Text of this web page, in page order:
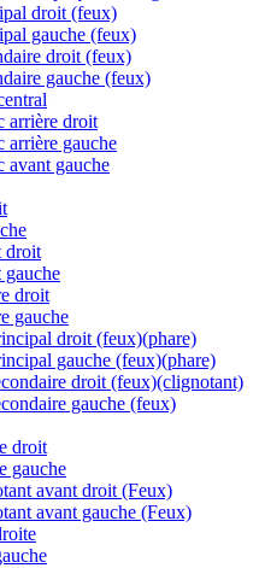
droit (feux)
gauche (feux)
droit (feux)
gauche (feux)
arrière droit
arrière gauche
avant gauche
droit
gauche
droit
gauche
droit (feux)(phare)
gauche (feux)(phare)
droit (feux)(clignotant)
gauche (feux)
droit
gauche
avant droit (Feux)
avant gauche (Feux)